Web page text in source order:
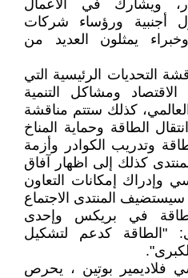
ويشارك في الأعمال
ورؤساء شركات
يمثلون العديد من
التحديات الرئيسية التي
ومشاكل التنمية
كذلك ستتم مناقشة
الطاقة وحماية المناخ
وتدريب الكوادر وأزمة
كذلك إلى اظهار آفاق
وإدراك إمكانات التعاون
المنتدى الاجتماع
في بريكس وإحدى
"الطاقة كدعم لتشكيل
فلاديمير بوتين ، يحرص